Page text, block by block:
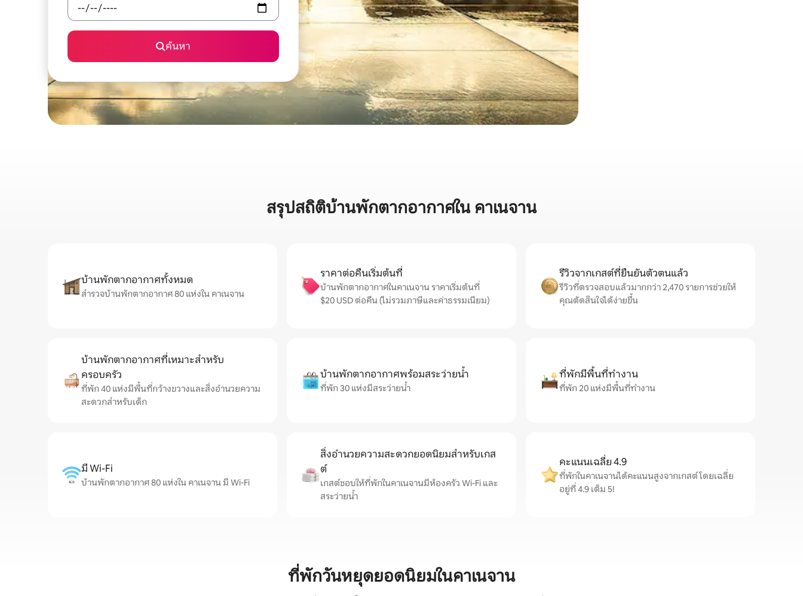
ค้นหา
สรุปสถิติบ้านพักตากอากาศใน คาเนจาน
บ้านพักตากอากาศทั้งหมด
สำรวจบ้านพักตากอากาศ 80 แห่งใน คาเนจาน
ราคาต่อคืนเริ่มต้นที่
บ้านพักตากอากาศในคาเนจาน ราคาเริ่มต้นที่
$20 USD ต่อคืน (ไม่รวมภาษีและค่าธรรมเนียม)
รีวิวจากเกสต์ที่ยืนยันตัวตนแล้ว
รีวิวที่ตรวจสอบแล้วมากกว่า 2,470 รายการช่วยให้
คุณตัดสินใจได้ง่ายขึ้น
บ้านพักตากอากาศที่เหมาะสำหรับ
ครอบครัว
ที่พัก 40 แห่งมีพื้นที่กว้างขวางและสิ่งอำนวยความ
สะดวกสำหรับเด็ก
บ้านพักตากอากาศพร้อมสระว่ายน้ำ
ที่พัก 30 แห่งมีสระว่ายน้ำ
ที่พักมีพื้นที่ทำงาน
ที่พัก 20 แห่งมีพื้นที่ทำงาน
มี Wi-Fi
บ้านพักตากอากาศ 80 แห่งใน คาเนจาน มี Wi-Fi
สิ่งอำนวยความสะดวกยอดนิยมสำหรับเกส
ต์
เกสต์ชอบให้ที่พักในคาเนจานมีห้องครัว Wi-Fi และ
สระว่ายน้ำ
คะแนนเฉลี่ย 4.9
ที่พักในคาเนจานได้คะแนนสูงจากเกสต์ โดยเฉลี่ย
อยู่ที่ 4.9 เต็ม 5!
ที่พักวันหยุดยอดนิยมในคาเนจาน